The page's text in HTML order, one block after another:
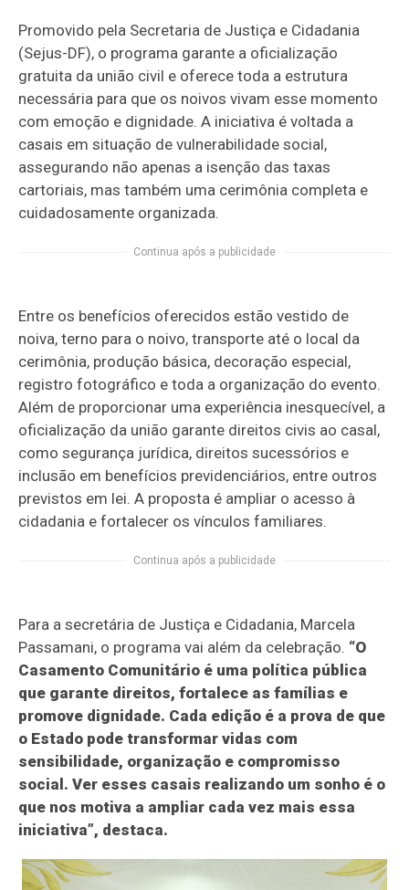
Promovido pela Secretaria de Justiça e Cidadania
(Sejus-DF), o programa garante a oficialização
gratuita da união civil e oferece toda a estrutura
necessária para que os noivos vivam esse momento
com emoção e dignidade. A iniciativa é voltada a
casais em situação de vulnerabilidade social,
assegurando não apenas a isenção das taxas
cartoriais, mas também uma cerimônia completa e
cuidadosamente organizada.
Continua após a publicidade
Entre os benefícios oferecidos estão vestido de
noiva, terno para o noivo, transporte até o local da
cerimônia, produção básica, decoração especial,
registro fotográfico e toda a organização do evento.
Além de proporcionar uma experiência inesquecível, a
oficialização da união garante direitos civis ao casal,
como segurança jurídica, direitos sucessórios e
inclusão em benefícios previdenciários, entre outros
previstos em lei. A proposta é ampliar o acesso à
cidadania e fortalecer os vínculos familiares.
Continua após a publicidade
Para a secretária de Justiça e Cidadania, Marcela
Passamani, o programa vai além da celebração. “O
Casamento Comunitário é uma política pública
que garante direitos, fortalece as famílias e
promove dignidade. Cada edição é a prova de que
o Estado pode transformar vidas com
sensibilidade, organização e compromisso
social. Ver esses casais realizando um sonho é o
que nos motiva a ampliar cada vez mais essa
iniciativa”, destaca.